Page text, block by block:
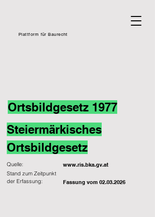
Plattform für Baurecht
Ortsbildgesetz 1977
Steiermärkisches
Ortsbildgesetz
Quelle: www.ris.bka.gv.at
Fassung vom 02.03.2026
Stand zum Zeitpunkt
der Erfassung: